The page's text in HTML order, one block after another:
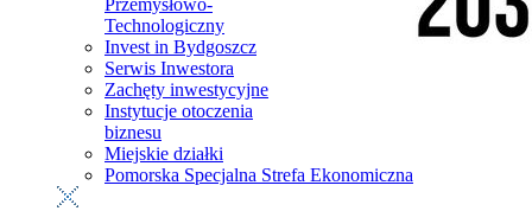
Przemysłowo-
Technologiczny
Invest in Bydgoszcz
Serwis Inwestora
Zachęty inwestycyjne
Instytucje otoczenia
biznesu
Miejskie działki
Pomorska Specjalna Strefa Ekonomiczna